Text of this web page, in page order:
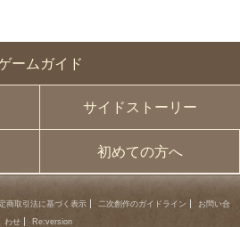
ームガイド
サイドストーリー
初めての方へ
商取引法に基づく表示 二次創作のガイドライン
お問い合
わせ
Re:version